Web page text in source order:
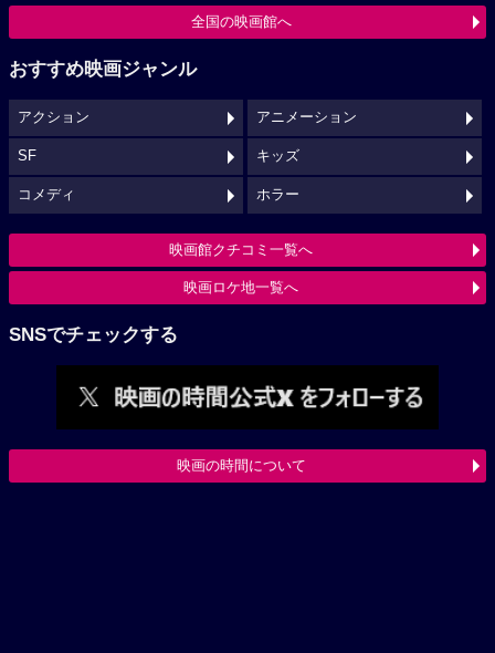
全国の映画館へ
おすすめ映画ジャンル
アクション アニメーション
SF キッズ
コメディ ホラー
映画館クチコミ一覧へ
映画ロケ地一覧へ
SNSでチェックする
映画の時間について